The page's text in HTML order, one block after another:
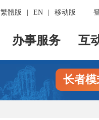
繁體版 EN 移动版
办事服务 互
长者模